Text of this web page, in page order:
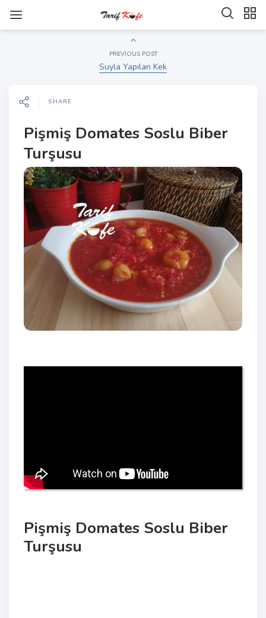
PREVIOUS POST
Suyla Yapılan Kek
SHARE
Pişmiş Domates Soslu Biber
Turşusu
Pişmiş Domates Soslu Biber
Turşusu